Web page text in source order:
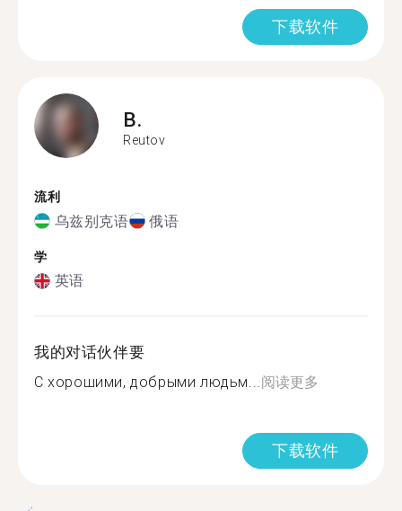
下载软件
B.
Reutov
流利
乌兹别克语 俄语
学
英语
我的对话伙伴要
С хорошими, добрыми людьм...阅读更多
下载软件